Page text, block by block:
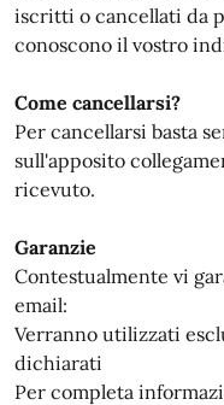
iscritti o cancellati da
conoscono il vostro
Come cancellarsi?
Per cancellarsi basta
sull'apposito
ricevuto.
Garanzie
Contestualmente vi
email:
Verranno utilizzati
dichiarati
Per completa